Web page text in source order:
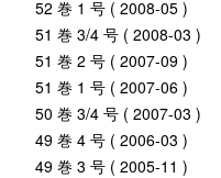
52 巻 1 号 ( 2008-05 )
51 巻 3/4 号 ( 2008-03 )
51 巻 2 号 ( 2007-09 )
51 巻 1 号 ( 2007-06 )
50 巻 3/4 号 ( 2007-03 )
49 巻 4 号 ( 2006-03 )
49 巻 3 号 ( 2005-11 )